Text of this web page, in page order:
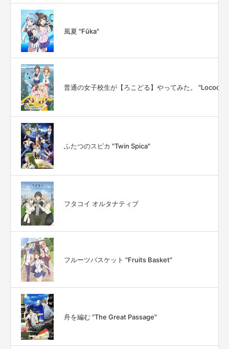
風夏 "Fūka"
普通の女子校生が【ろこどる】やってみた。 "Locodol"
ふたつのスピカ "Twin Spica"
フタコイ オルタナティブ
フルーツバスケット "Fruits Basket"
舟を編む "The Great Passage"